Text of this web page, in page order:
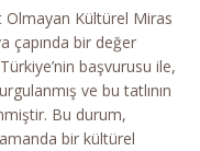
Olmayan Kültürel Miras
çapında bir değer
başvurusu ile,
ve bu tatlının
Bu durum,
bir kültürel